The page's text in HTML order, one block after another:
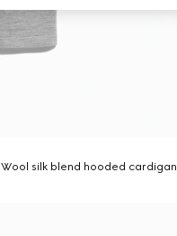
Wool silk blend hooded cardigan